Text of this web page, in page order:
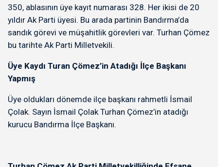
350, ablasının üye kayıt numarası 328. Her ikisi de 20
yıldır Ak Parti üyesi. Bu arada partinin Bandırma’da
sandık görevi ve müşahitlik görevleri var. Turhan Çömez
bu tarihte Ak Parti Milletvekili.
Üye Kaydı Turan Çömez’in Atadığı İlçe Başkanı
Yapmış
Üye oldukları dönemde ilçe başkanı rahmetli İsmail
Çolak. Sayın İsmail Çolak Turhan Çömez’in atadığı
kurucu Bandırma İlçe Başkanı.